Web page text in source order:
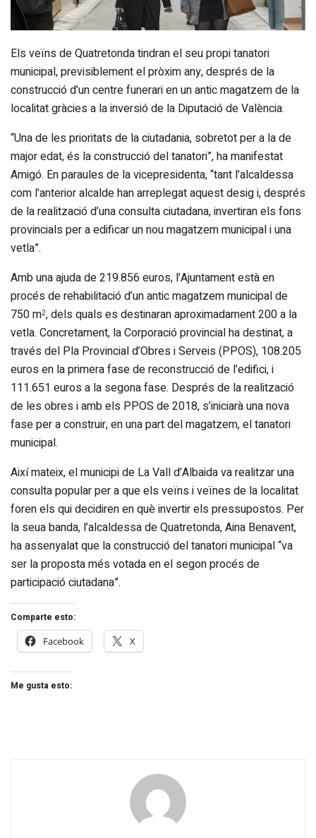
Els veïns de Quatretonda tindran el seu propi tanatori
municipal, previsiblement el pròxim any, després de la
construcció d’un centre funerari en un antic magatzem de la
localitat gràcies a la inversió de la Diputació de València.
“Una de les prioritats de la ciutadania, sobretot per a la de
major edat, és la construcció del tanatori”, ha manifestat
Amigó. En paraules de la vicepresidenta, “tant l’alcaldessa
com l’anterior alcalde han arreplegat aquest desig i, després
de la realització d’una consulta ciutadana, invertiran els fons
provincials per a edificar un nou magatzem municipal i una
vetla”.
Amb una ajuda de 219.856 euros, l’Ajuntament està en
procés de rehabilitació d’un antic magatzem municipal de
750 m2, dels quals es destinaran aproximadament 200 a la
vetla. Concretament, la Corporació provincial ha destinat, a
través del Pla Provincial d’Obres i Serveis (PPOS), 108.205
euros en la primera fase de reconstrucció de l’edifici, i
111.651 euros a la segona fase. Després de la realització
de les obres i amb els PPOS de 2018, s’iniciarà una nova
fase per a construir, en una part del magatzem, el tanatori
municipal.
Així mateix, el municipi de La Vall d’Albaida va realitzar una
consulta popular per a que els veïns i veïnes de la localitat
foren els qui decidiren en què invertir els pressupostos. Per
la seua banda, l’alcaldessa de Quatretonda, Aina Benavent,
ha assenyalat que la construcció del tanatori municipal “va
ser la proposta més votada en el segon procés de
participació ciutadana”.
Comparte esto:
Facebook
X
Me gusta esto: